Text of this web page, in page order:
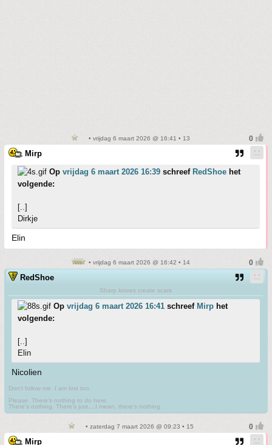
• vrijdag 6 maart 2026 @ 16:41 • 13
Mirp
Op vrijdag 6 maart 2026 16:39 schreef RedShoe het
volgende:
[..]
Dirkje
Elin
• vrijdag 6 maart 2026 @ 16:42 • 14
RedShoe
Sharp knives create scars
Op vrijdag 6 maart 2026 16:41 schreef Mirp het
volgende:
[..]
Elin
Nicolien
Don't follow me. I am lost too
Please. There's nothing to do here.
There's nothing. There's just....I mean, there's nothing.
• zaterdag 7 maart 2026 @ 09:23 • 15
Mirp